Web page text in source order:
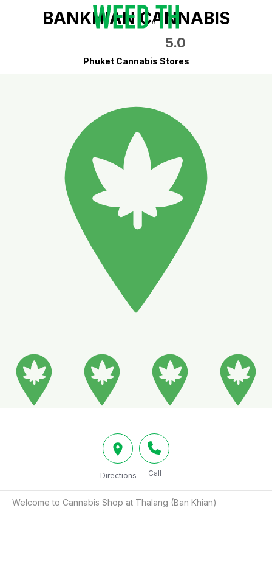
BANKHIAN CANNABIS
5.0
Phuket Cannabis Stores
Directions Call
Welcome to Cannabis Shop at Thalang (Ban Khian)